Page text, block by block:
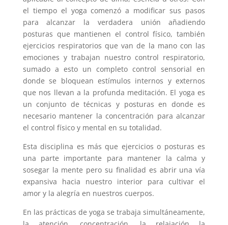
el tiempo el yoga comenzó a modificar sus pasos
para alcanzar la verdadera unión añadiendo
posturas que mantienen el control físico, también
ejercicios respiratorios que van de la mano con las
emociones y trabajan nuestro control respiratorio,
sumado a esto un completo control sensorial en
donde se bloquean estímulos internos y externos
que nos llevan a la profunda meditación. El yoga es
un conjunto de técnicas y posturas en donde es
necesario mantener la concentración para alcanzar
el control físico y mental en su totalidad.
Esta disciplina es más que ejercicios o posturas es
una parte importante para mantener la calma y
sosegar la mente pero su finalidad es abrir una vía
expansiva hacia nuestro interior para cultivar el
amor y la alegría en nuestros cuerpos.
En las prácticas de yoga se trabaja simultáneamente,